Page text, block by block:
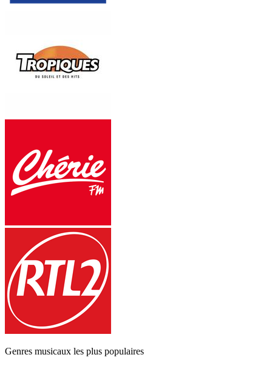
Genres musicaux les plus populaires